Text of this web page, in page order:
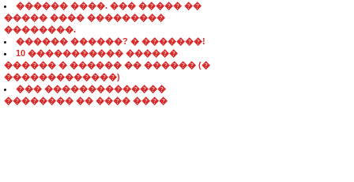
������ ����. ��� ����� ��
����� ���� ���������
��������.
������ ������? � �������!
10 ����������� ������
������ � ������ �� ������ (�
�������������)
��� ��������������
�������� �� ���� ����